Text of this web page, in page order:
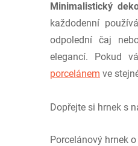
Minimalistický
každodenní
odpolední čaj
elegancí. Pokud
porcelánem ve
Dopřejte si hrnek s
Porcelánový hrnek